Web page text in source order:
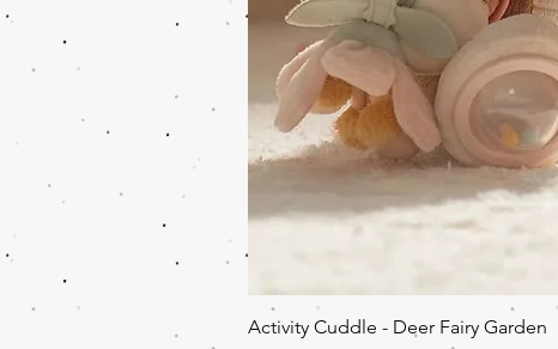
Activity Cuddle - Deer Fairy Garden